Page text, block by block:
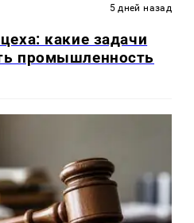
5 дней назад
какие задачи
промышленность